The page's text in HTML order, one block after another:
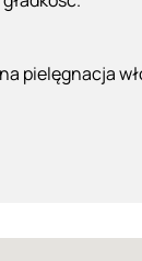
pielęgnacja